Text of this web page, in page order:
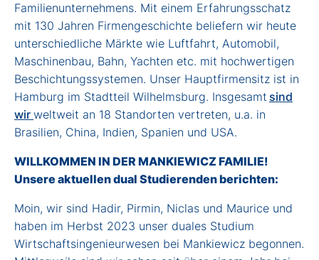
Familienunternehmens. Mit einem Erfahrungsschatz
mit 130 Jahren Firmengeschichte beliefern wir heute
unterschiedliche Märkte wie Luftfahrt, Automobil,
Maschinenbau, Bahn, Yachten etc. mit hochwertigen
Beschichtungssystemen. Unser Hauptfirmensitz ist in
Hamburg im Stadtteil Wilhelmsburg. Insgesamt sind
wir weltweit an 18 Standorten vertreten, u.a. in
Brasilien, China, Indien, Spanien und USA.
WILLKOMMEN IN DER MANKIEWICZ FAMILIE!
Unsere aktuellen dual Studierenden berichten:
Moin, wir sind Hadir, Pirmin, Niclas und Maurice und
haben im Herbst 2023 unser duales Studium
Wirtschaftsingenieurwesen bei Mankiewicz begonnen.